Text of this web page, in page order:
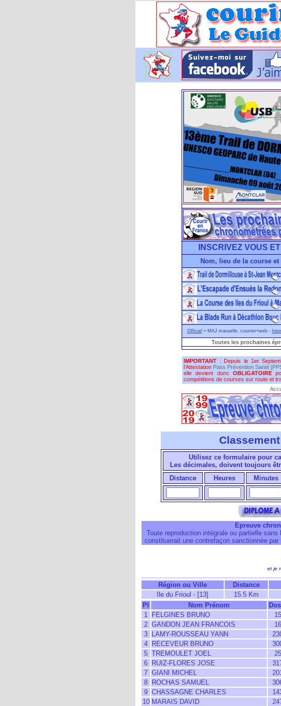
INSCRIVEZ VOUS
Nom, lieu de la course et
Officiel = MAJ manuelle, courrier+web -
Toutes les prochaines
IMPORTANT : Depuis le 1er
l'Attestation Pass Prévention Santé
elle devient doncOBLIGATOIRE
compétitions de courses sur route et
Utilisez ce formulaire pour
Les décimales, doivent toujours
Distance
Heures Minutes
Epreuve
Toute reproduction intégrale ou partielle
constituerait une contrefaçon sanctionnée
et je
Région ou Ville Distance
Ile du Frioul - [13]
15.5 Km
Pl
Nom Prénom
1
FELGINES BRUNO 15
2 GANDON JEAN FRANCOIS 16
3
LAMY-ROUSSEAU YANN
4
RECEVEUR BRUNO
5 TREMOULET JOEL 25
6
RUIZ-FLORES JOSE
7 GIANI MICHEL
8
ROCHAS SAMUEL
9 CHASSAGNE CHARLES
10 MARAIS DAVID